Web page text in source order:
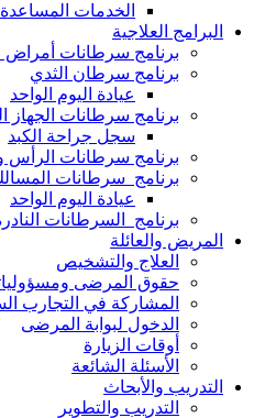
الخدمات المساعدة
البرامج العلاجية
برنامج سرطانات أمراض
برنامج سرطان الثدي
عيادة اليوم الواحد
برنامج سرطانات الجهاز
سجل جراحة الكبد
برنامج سرطانات الرأس
برنامج سرطانات
عيادة اليوم الواحد
برنامج السرطانات
المريض والعائلة
العلاج والتشخيص
حقوق المرضى
المشاركة في التجارب
الدخول لبوابة المرضى
أوقات الزيارة
الأسئلة الشائعة
التدريب والأبحاث
التدريب والتطوير